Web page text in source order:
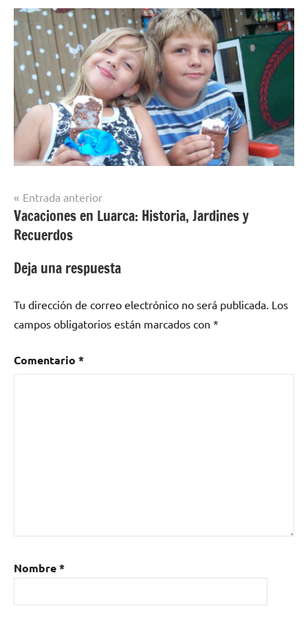
Navegación
de
entradas
Entrada anterior
Vacaciones en Luarca: Historia, Jardines y
Recuerdos
Deja una respuesta
Tu dirección de correo electrónico no será publicada. Los
campos obligatorios están marcados con *
Comentario *
Nombre*